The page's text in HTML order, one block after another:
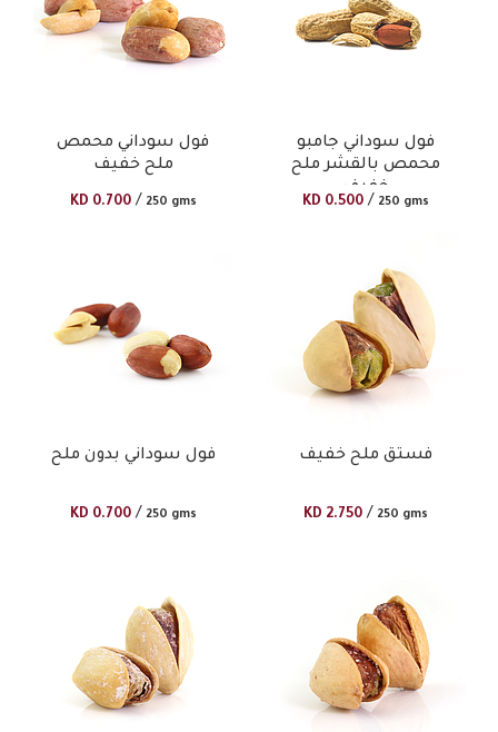
فول سوداني محمص
ملح خفيف
KD 0.700 / 250 gms
فول سوداني جامبو
محمص بالقشر ملح
خفيف
KD 0.500 / 250 gms
فول سوداني بدون ملح
KD 0.700 / 250 gms
فستق ملح خفيف
KD 2.750 / 250 gms